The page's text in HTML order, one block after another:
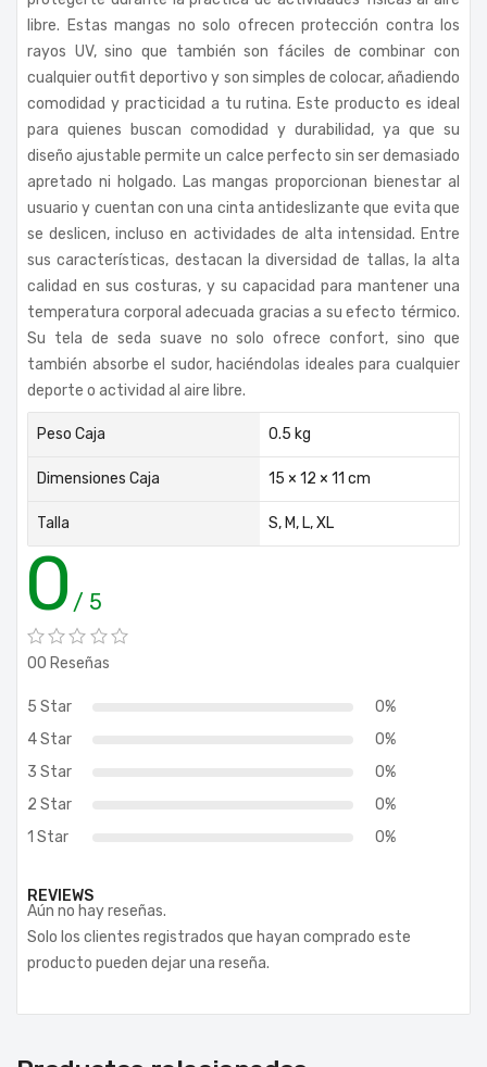
libre. Estas mangas no solo ofrecen protección contra los
rayos UV, sino que también son fáciles de combinar con
cualquier outfit deportivo y son simples de colocar, añadiendo
comodidad y practicidad a tu rutina. Este producto es ideal
para quienes buscan comodidad y durabilidad, ya que su
diseño ajustable permite un calce perfecto sin ser demasiado
apretado ni holgado. Las mangas proporcionan bienestar al
usuario y cuentan con una cinta antideslizante que evita que
se deslicen, incluso en actividades de alta intensidad. Entre
sus características, destacan la diversidad de tallas, la alta
calidad en sus costuras, y su capacidad para mantener una
temperatura corporal adecuada gracias a su efecto térmico.
Su tela de seda suave no solo ofrece confort, sino que
también absorbe el sudor, haciéndolas ideales para cualquier
deporte o actividad al aire libre.
Peso Caja 0.5 kg
Dimensiones Caja 15 × 12 × 11 cm
Talla S, M, L,XL
0 / 5
00 Reseñas
5 Star
0%
4 Star
0%
3 Star
0%
2 Star
0%
1 Star
0%
REVIEWS
Aún no hay reseñas.
Solo los clientes registrados que hayan comprado este
producto pueden dejar una reseña.